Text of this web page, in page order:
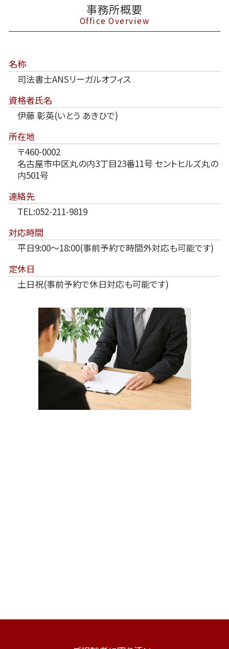
事務所概要
Office Overview
名称
司法書士ANSリーガルオフィス
資格者氏名
伊藤 彰英(いとう あきひで)
所在地
〒460-0002
名古屋市中区丸の内3丁目23番11号 セントヒルズ丸の
内501号
連絡先
TEL:052-211-9819
対応時間
平日9:00～18:00(事前予約で時間外対応も可能です)
定休日
土日祝(事前予約で休日対応も可能です)